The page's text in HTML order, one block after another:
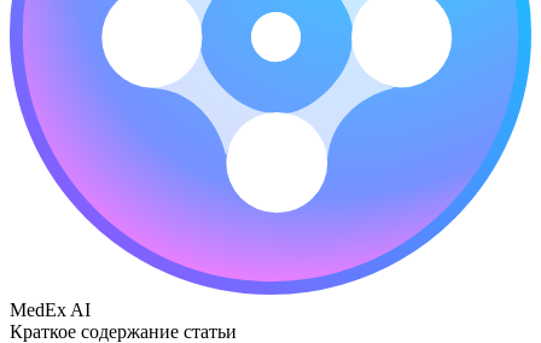
MedEx AI
Краткое содержание статьи